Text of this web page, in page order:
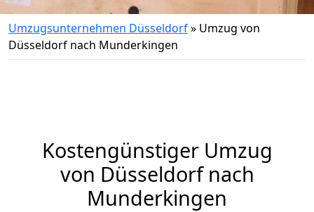
Umzugsunternehmen Düsseldorf» Umzug von
Düsseldorf nach Munderkingen
Kostengünstiger Umzug
von Düsseldorf nach
Munderkingen